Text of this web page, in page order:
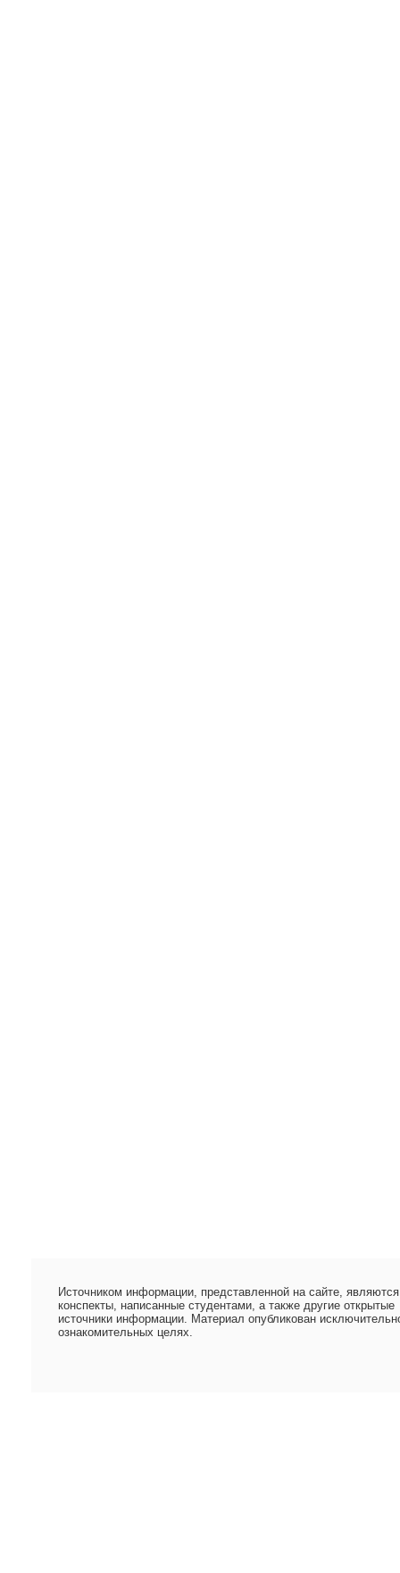
Источником информации, представленной на сайте, являются
конспекты, написанные студентами, а также другие открытые
источники информации. Материал опубликован
ознакомительных целях.